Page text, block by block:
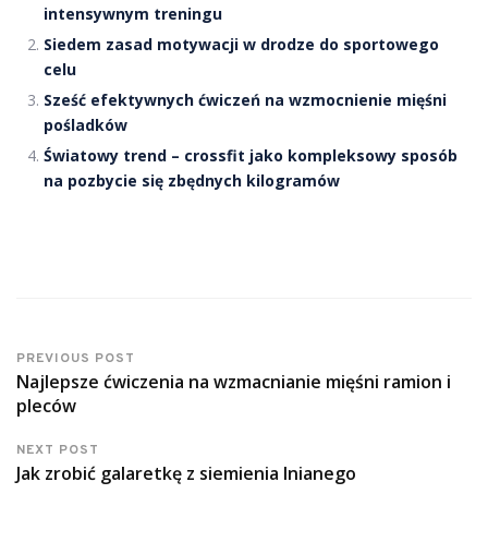
intensywnym treningu
Siedem zasad motywacji w drodze do sportowego
celu
Sześć efektywnych ćwiczeń na wzmocnienie mięśni
pośladków
Światowy trend – crossfit jako kompleksowy sposób
na pozbycie się zbędnych kilogramów
PREVIOUS POST
Najlepsze ćwiczenia na wzmacnianie mięśni ramion i
pleców
NEXT POST
Jak zrobić galaretkę z siemienia lnianego